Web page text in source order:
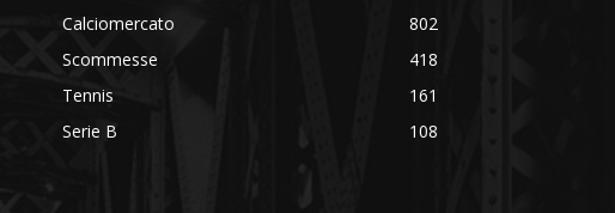
Calciomercato
802
Scommesse
418
Tennis
161
Serie B
108